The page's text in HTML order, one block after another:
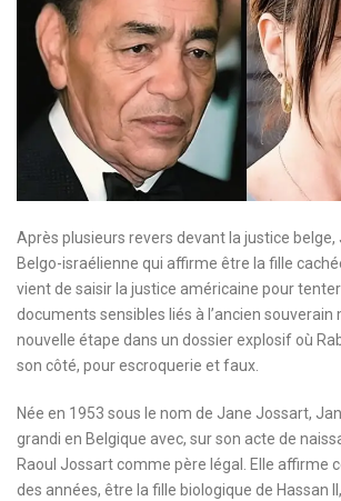
Après plusieurs revers devant la justice belge,
Belgo-israélienne qui affirme être la fille
vient de saisir la justice américaine pour tenter
documents sensibles liés à l’ancien souverain
nouvelle étape dans un dossier explosif où
son côté, pour escroquerie et faux.
Née en 1953 sous le nom de Jane Jossart,
grandi en Belgique avec, sur son acte de
Raoul Jossart comme père légal. Elle affirme
des années, être la fille biologique de Hassan